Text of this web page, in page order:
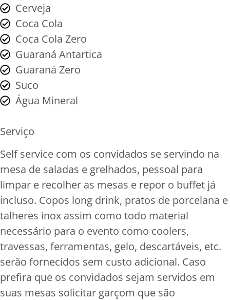
Cerveja
Coca Cola
Coca Cola Zero
Guaraná Antartica
Guaraná Zero
Suco
Água Mineral
Serviço
Self service com os convidados se servindo na
mesa de saladas e grelhados, pessoal para
limpar e recolher as mesas e repor o buffet já
incluso. Copos long drink, pratos de porcelana e
talheres inox assim como todo material
necessário para o evento como coolers,
travessas, ferramentas, gelo, descartáveis, etc.
serão fornecidos sem custo adicional. Caso
prefira que os convidados sejam servidos em
suas mesas solicitar garçom que são